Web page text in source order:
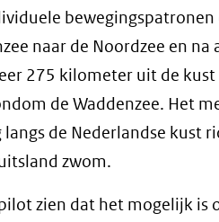
naar de Noordzee en
275 kilometer uit de
de Waddenzee. Het
langs de Nederlandse
zwom.
zien dat het mogelijk is